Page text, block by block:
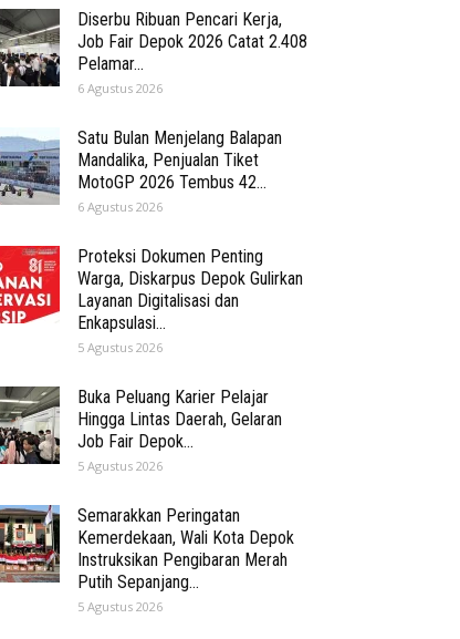
Diserbu Ribuan Pencari Kerja,
Job Fair Depok 2026 Catat 2.408
Pelamar...
6 Agustus 2026
Satu Bulan Menjelang Balapan
Mandalika, Penjualan Tiket
MotoGP 2026 Tembus 42...
6 Agustus 2026
Proteksi Dokumen Penting
Warga, Diskarpus Depok Gulirkan
Layanan Digitalisasi dan
Enkapsulasi...
5 Agustus 2026
Buka Peluang Karier Pelajar
Hingga Lintas Daerah, Gelaran
Job Fair Depok...
5 Agustus 2026
Semarakkan Peringatan
Kemerdekaan, Wali Kota Depok
Instruksikan Pengibaran Merah
Putih Sepanjang...
5 Agustus 2026